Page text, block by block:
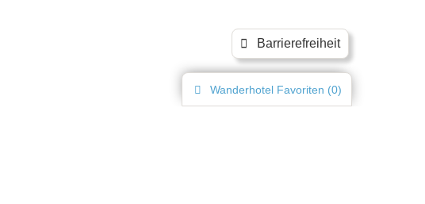
Barrierefreiheit
Wanderhotel Favoriten (0)